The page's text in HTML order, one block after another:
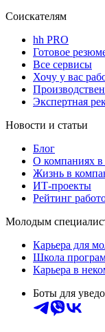
Соискателям
hh PRO
Готовое
Все сервисы
Хочу у вас
Экспертная
Новости и статьи
Блог
О компаниях
Жизнь в
ИТ-проекты
Рейтинг
Молодым
Карьера для
Школа
Карьера в
Боты для